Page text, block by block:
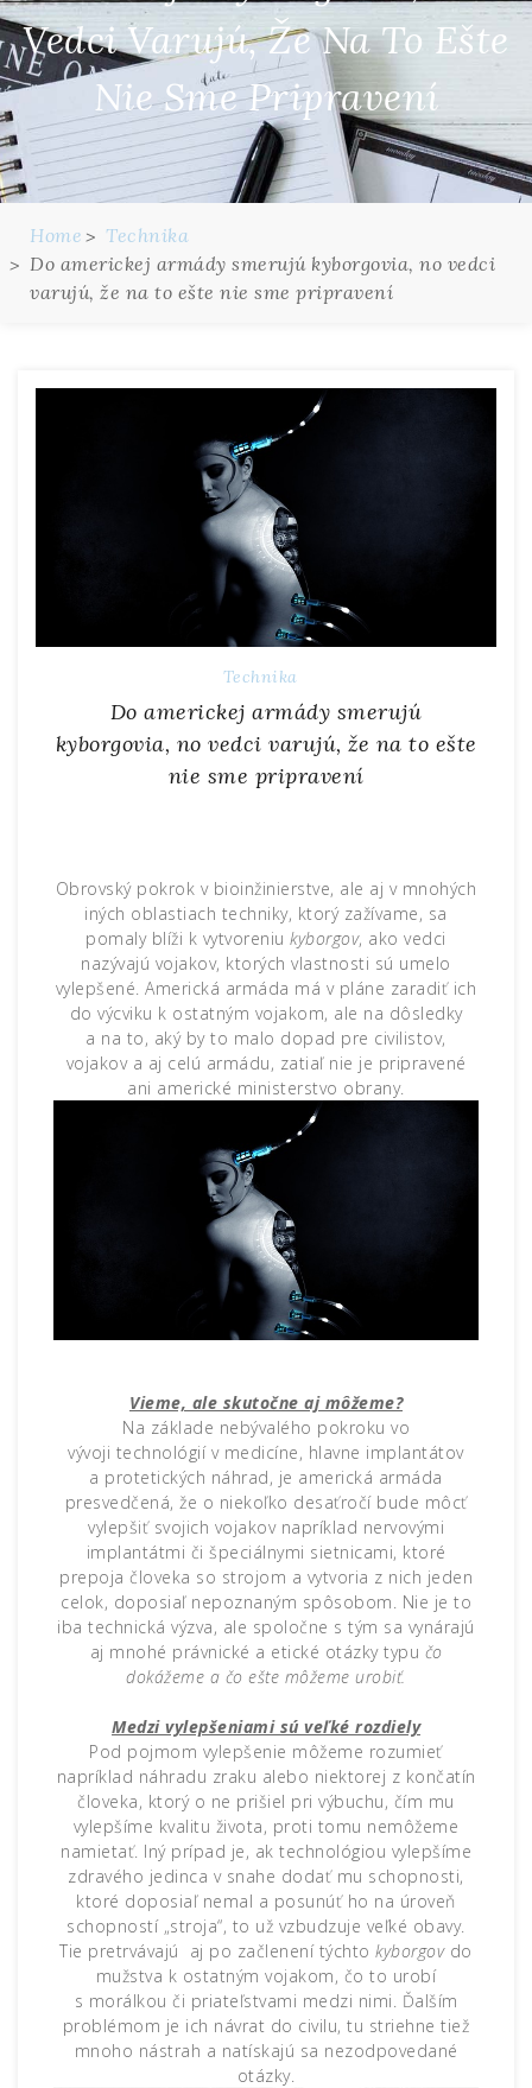
Vedci Varujú, Že Na To Ešte
Nie Sme Pripravení
Home
Technika
Do americkej armády smerujú kyborgovia, no vedci
varujú, že na to ešte nie sme pripravení
Technika
Do americkej armády smerujú
kyborgovia, no vedci varujú, že na to ešte
nie sme pripravení
Obrovský pokrok v bioinžinierstve, ale aj v mnohých
iných oblastiach techniky, ktorý zažívame, sa
pomaly blíži k vytvoreniukyborgov, ako vedci
nazývajú vojakov, ktorých vlastnosti sú umelo
vylepšené. Americká armáda má v pláne zaradiť ich
do výcviku k ostatným vojakom, ale na dôsledky
a na to, aký by to malo dopad pre civilistov,
vojakov a aj celú armádu, zatiaľ nie je pripravené
ani americké ministerstvo obrany.
Vieme, ale skutočne aj môžeme?
Na základe nebývalého pokroku vo
vývoji technológií v medicíne, hlavne implantátov
a protetických náhrad, je americká armáda
presvedčená, že o niekoľko desaťročí bude môcť
vylepšiť svojich vojakov napríklad nervovými
implantátmi či špeciálnymi sietnicami, ktoré
prepoja človeka so strojom a vytvoria z nich jeden
celok, doposiaľ nepoznaným spôsobom. Nie je to
iba technická výzva, ale spoločne s tým sa vynárajú
aj mnohé právnické a etické otázky typu čo
dokážeme a čo ešte môžeme urobiť.
Medzi vylepšeniami sú veľké rozdiely
Pod pojmom vylepšenie môžeme rozumieť
napríklad náhradu zraku alebo niektorej z končatín
človeka, ktorý o ne prišiel pri výbuchu, čím mu
vylepšíme kvalitu života, proti tomu nemôžeme
namietať. Iný prípad je, ak technológiou vylepšíme
zdravého jedinca v snahe dodať mu schopnosti,
ktoré doposiaľ nemal a posunúť ho na úroveň
schopností „stroja“, to už vzbudzuje veľké obavy.
Tie pretrvávajú aj po začlenení týchtokyborgovdo
mužstva k ostatným vojakom, čo to urobí
s morálkou či priateľstvami medzi nimi. Ďalším
problémom je ich návrat do civilu, tu striehne tiež
mnoho nástrah a natískajú sa nezodpovedané
otázky.